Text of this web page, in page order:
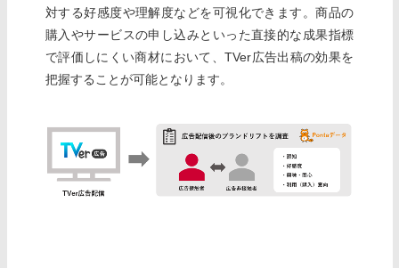
対する好感度や理解度などを可視化できます。商品の
購入やサービスの申し込みといった直接的な成果指標
で評価しにくい商材において、TVer広告出稿の効果を
把握することが可能となります。